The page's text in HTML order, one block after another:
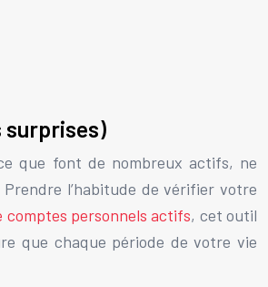
surprises)
que font de nombreux actifs, ne
l’habitude de vérifier votre
comptes personnels actifs, cet outil
que chaque période de votre vie